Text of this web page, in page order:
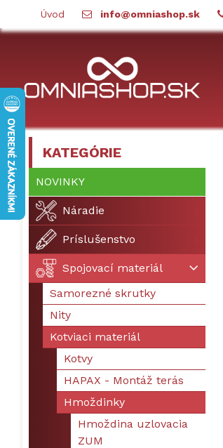
Úvod info@omniashop.sk
KATEGÓRIE
NOVINKY
Náradie
Príslušenstvo
Spojovací materiál
Samorezné skrutky
Nity
Kotviaci materiál
Kotvy
HAPAX - Montáž terás
Hmoždinky
Hmoždina uzlovacia
ZUM